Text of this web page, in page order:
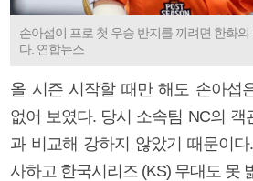
손아섭이 프로 첫 우승 반지를 끼려면 한화
다. 연합뉴스
올 시즌 시작할 때만 해도 손아섭
없어 보였다. 당시 소속팀 NC의 객
과 비교해 강하지 않았기 때문이
사하고 한국시리즈 (KS) 무대도 못